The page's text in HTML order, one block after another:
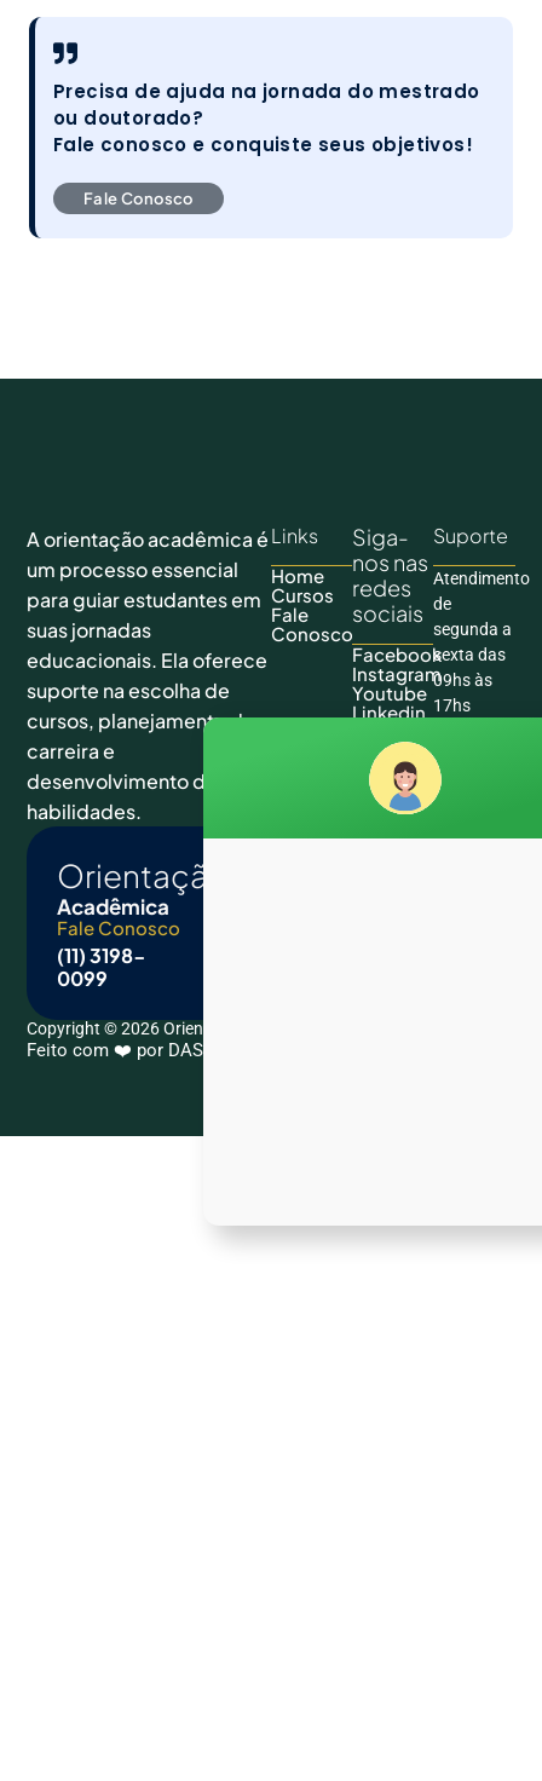
Precisa de ajuda na jornada do mestrado
ou doutorado?
Fale conosco e conquiste seus objetivos!
Fale Conosco
A orientação acadêmica é
um processo essencial
para guiar estudantes em
suas jornadas
educacionais. Ela oferece
suporte na escolha de
cursos, planejamento de
carreira e
desenvolvimento de
habilidades.
Links
Home
Cursos
Fale
Conosco
Siga-
nos nas
redes
sociais
Facebook
Instagram
Youtube
Linkedin
Suporte
Atendimento
de
segunda a
sexta das
09hs às
17hs
Orientação
Acadêmica
Fale Conosco
(11) 3198-
0099
Copyright © 2026 Orientação Acadêmica. All Rights Reserved.
Feito com ❤️ por DASCKUP